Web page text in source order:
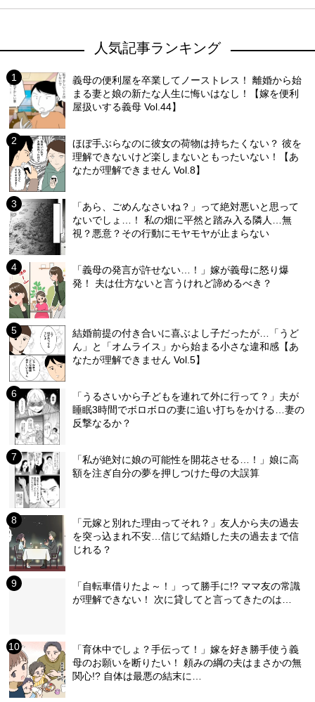
人気記事ランキング
義母の便利屋を卒業してノーストレス！ 離婚から始
まる妻と娘の新たな人生に悔いはなし！【嫁を便利
屋扱いする義母 Vol.44】
ほぼ手ぶらなのに彼女の荷物は持ちたくない？ 彼を
理解できないけど楽しまないともったいない！【あ
なたが理解できません Vol.8】
「あら、ごめんなさいね？」って絶対悪いと思って
ないでしょ…！ 私の畑に平然と踏み入る隣人…無
視？悪意？その行動にモヤモヤが止まらない
「義母の発言が許せない…！」嫁が義母に怒り爆
発！ 夫は仕方ないと言うけれど諦めるべき？
結婚前提の付き合いに喜ぶよし子だったが…「うど
ん」と「オムライス」から始まる小さな違和感【あ
なたが理解できません Vol.5】
「うるさいから子どもを連れて外に行って？」夫が
睡眠3時間でボロボロの妻に追い打ちをかける…妻の
反撃なるか？
「私が絶対に娘の可能性を開花させる…！」娘に高
額を注ぎ自分の夢を押しつけた母の大誤算
「元嫁と別れた理由ってそれ？」友人から夫の過去
を突っ込まれ不安…信じて結婚した夫の過去まで信
じれる？
「自転車借りたよ～！」って勝手に!? ママ友の常識
が理解できない！ 次に貸してと言ってきたのは…
「育休中でしょ？手伝って！」嫁を好き勝手使う義
母のお願いを断りたい！ 頼みの綱の夫はまさかの無
関心!? 自体は最悪の結末に…